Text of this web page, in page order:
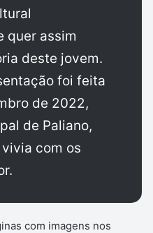
quer assim
deste jovem.
foi feita
de 2022,
de Paliano,
com os
com imagens nos